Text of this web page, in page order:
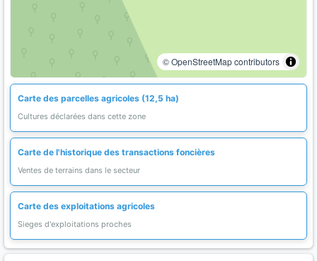
© OpenStreetMap contributors
Carte des parcelles agricoles (12,5 ha)
Cultures déclarées dans cette zone
Carte de l'historique des transactions foncières
Ventes de terrains dans le secteur
Carte des exploitations agricoles
Sieges d'exploitations proches